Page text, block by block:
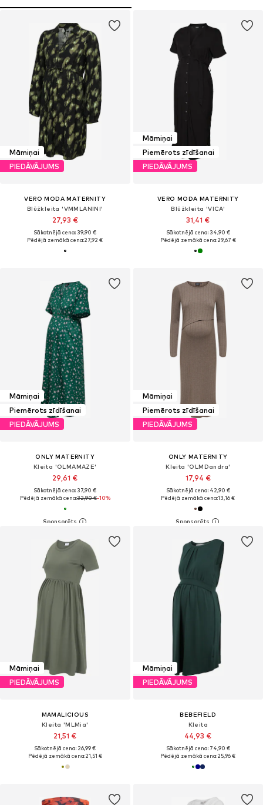
Māmiņai
PIEDĀVĀJUMS
VERO MODA MATERNITY
Blūžkleita 'VMMLANINI'
27,93 €
Sākotnējā cena: 39,90 €
Pēdējā zemākā cena:27,92 €
Māmiņai
Piemērots zīdīšanai
PIEDĀVĀJUMS
VERO MODA MATERNITY
Blūžkleita 'VICA'
31,41 €
Sākotnējā cena: 34,90 €
Pēdējā zemākā cena:29,67 €
Māmiņai
Piemērots zīdīšanai
PIEDĀVĀJUMS
ONLY MATERNITY
Kleita 'OLMAMAZE'
29,61 €
Sākotnējā cena: 37,90 €
Pēdējā zemākā cena:32,90 €-10%
Māmiņai
Piemērots zīdīšanai
PIEDĀVĀJUMS
ONLY MATERNITY
Kleita 'OLMDandra'
17,94 €
Sākotnējā cena: 42,90 €
Pēdējā zemākā cena:13,16 €
Māmiņai
PIEDĀVĀJUMS
MAMALICIOUS
Kleita 'MLMia'
21,51 €
Sākotnējā cena: 26,99 €
Pēdējā zemākā cena:21,51 €
Māmiņai
PIEDĀVĀJUMS
BEBEFIELD
Kleita
44,93 €
Sākotnējā cena: 74,90 €
Pēdējā zemākā cena:25,96 €